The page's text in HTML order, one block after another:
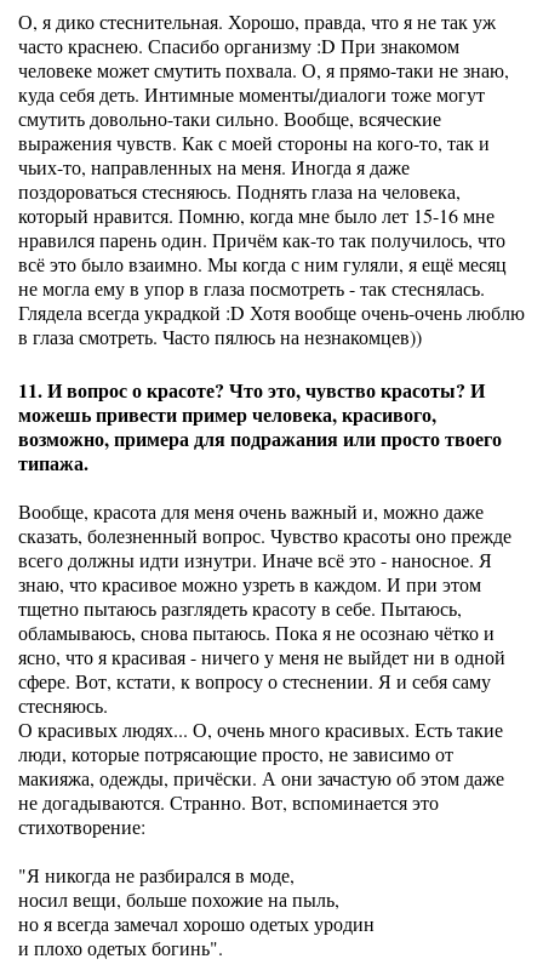
О, я дико стеснительная. Хорошо, правда, что я не так уж
часто краснею. Спасибо организму :D При знакомом
человеке может смутить похвала. О, я прямо-таки не знаю,
куда себя деть. Интимные моменты/диалоги тоже могут
смутить довольно-таки сильно. Вообще, всяческие
выражения чувств. Как с моей стороны на кого-то, так и
чьих-то, направленных на меня. Иногда я даже
поздороваться стесняюсь. Поднять глаза на человека,
который нравится. Помню, когда мне было лет 15-16 мне
нравился парень один. Причём как-то так получилось, что
всё это было взаимно. Мы когда с ним гуляли, я ещё месяц
не могла ему в упор в глаза посмотреть - так стеснялась.
Глядела всегда украдкой :D Хотя вообще очень-очень люблю
в глаза смотреть. Часто пялюсь на незнакомцев))
11. И вопрос о красоте? Что это, чувство красоты? И
можешь привести пример человека, красивого,
возможно, примера для подражания или просто твоего
типажа.
Вообще, красота для меня очень важный и, можно даже
сказать, болезненный вопрос. Чувство красоты оно прежде
всего должны идти изнутри. Иначе всё это - наносное. Я
знаю, что красивое можно узреть в каждом. И при этом
тщетно пытаюсь разглядеть красоту в себе. Пытаюсь,
обламываюсь, снова пытаюсь. Пока я не осознаю чётко и
ясно, что я красивая - ничего у меня не выйдет ни в одной
сфере. Вот, кстати, к вопросу о стеснении. Я и себя саму
стесняюсь.
О красивых людях... О, очень много красивых. Есть такие
люди, которые потрясающие просто, не зависимо от
макияжа, одежды, причёски. А они зачастую об этом даже
не догадываются. Странно. Вот, вспоминается это
стихотворение:
"Я никогда не разбирался в моде,
носил вещи, больше похожие на пыль,
но я всегда замечал хорошо одетых уродин
и плохо одетых богинь".